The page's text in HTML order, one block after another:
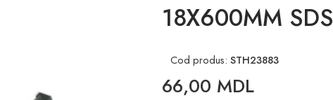
18X600MM
Cod produs: STH23883
66,00 MDL